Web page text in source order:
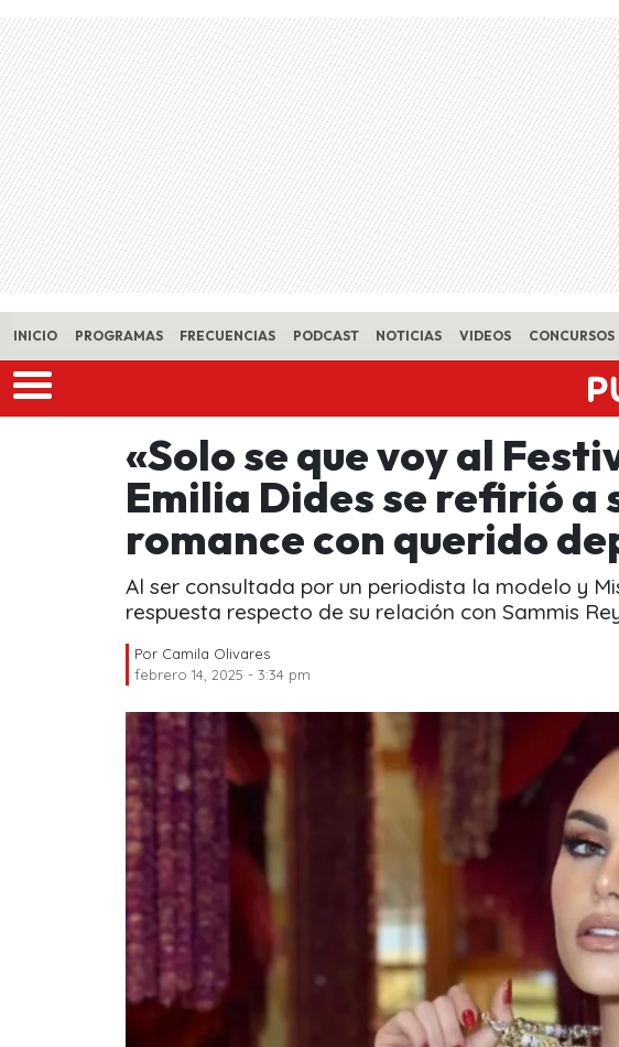
Skip to main content
INICIO PROGRAMAS FRECUENCIAS PODCAST NOTICIAS VIDEOS CONCURSOS
«Solo se que voy al
Emilia Dides se refirió a
romance con querido
Al ser consultada por un periodista la modelo y
respuesta respecto de su relación con Sammis
Por Camila Olivares
febrero 14, 2025 - 3:34 pm